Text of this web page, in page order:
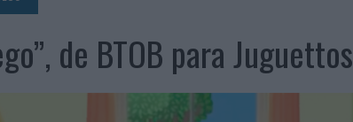
UNA ESTRATEGIA 360º CENTRADA EN EL ORIGEN BARCELONÉS
SINGLE DE ARÓN PIPER EN UNA EXPERIENCIA DE MARCA EN IBIZA
DIGITAL DE LAS MARCAS
EN SOUVENIRS CON IA
de BTOB para Juguettos